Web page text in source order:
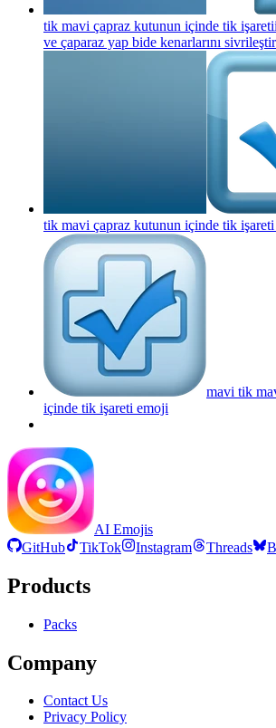
tik mavi çapraz kutunun içinde tik
ve çaparaz yap bide kenarlarını sivrileştir
tik mavi çapraz kutunun içinde tik işareti
mavi tik
içinde tik işareti emoji
AI Emojis
GitHub
TikTok Instagram Threads
Products
Packs
Company
Contact Us
Privacy Policy